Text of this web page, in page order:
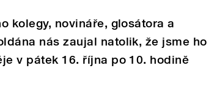
kolegy, novináře, glosátora a
nás zaujal natolik, že jsme ho
v pátek 16. října po 10. hodině